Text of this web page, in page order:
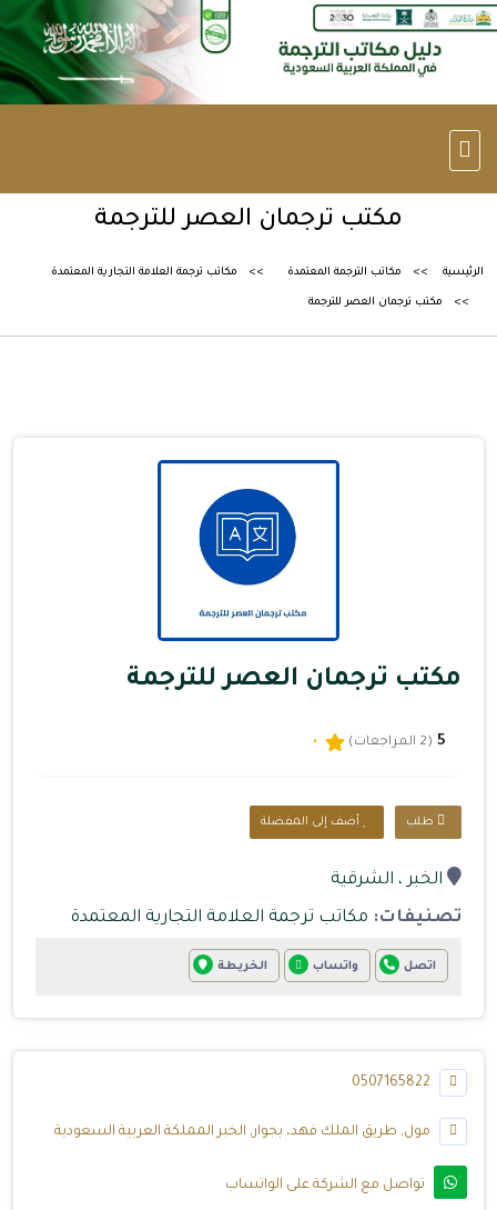
مكتب ترجمان العصر للترجمة
الرئيسية مكاتب الترجمة المعتمدة مكاتب ترجمة العلامة التجارية المعتمدة
مكتب ترجمان العصر للترجمة
مكتب ترجمان العصر للترجمة
5 (2 المراجعات)
طلب أضف إلى المفضلة
الخبر ، الشرقية
تصنيفات: مكاتب ترجمة العلامة التجارية المعتمدة
اتصل واتساب الخريطة
مول, طريق الملك فهد، بجوار, الخبر المملكة العربية السعودية
تواصل مع الشركة على الواتساب